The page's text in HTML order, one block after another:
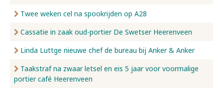
Twee weken cel na spookrijden op A28
Cassatie in zaak oud-portier De Swetser Heerenveen
Linda Luttge nieuwe chef de bureau bij Anker & Anker
Taakstraf na zwaar letsel en eis 5 jaar voor voormalige
portier café Heerenveen